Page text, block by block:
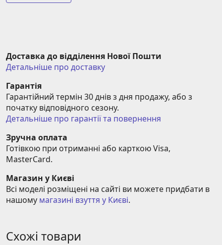
Доставка до відділення Нової Пошти
Детальніше про доставку
Гарантія
Гарантійний термін 30 днів з дня продажу, або з
початку відповідного сезону.
Детальніше про гарантії та повернення
Зручна оплата
Готівкою при отриманні або карткою Visa,
MasterCard.
Магазин у Києві
Всі моделі розміщені на сайті ви можете придбати в
нашому магазині взуття у Києві.
Схожі товари